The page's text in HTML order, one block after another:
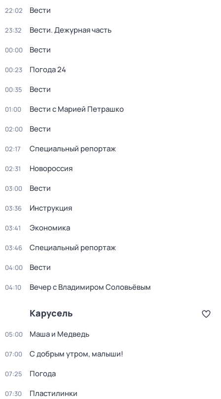
22:02 Вести
23:32 Вести. Дежурная часть
00:00 Вести
00:23 Погода 24
00:35 Вести
01:00 Вести с Марией Петрашко
02:00 Вести
02:17 Специальный репортаж
02:31 Новороссия
03:00 Вести
03:36 Инструкция
03:41 Экономика
03:46 Специальный репортаж
04:00 Вести
04:10 Вечер с Владимиром Соловьёвым
Карусель
05:00 Маша и Медведь
07:00 С добрым утром, малыши!
07:25 Погода
07:30 Пластилинки